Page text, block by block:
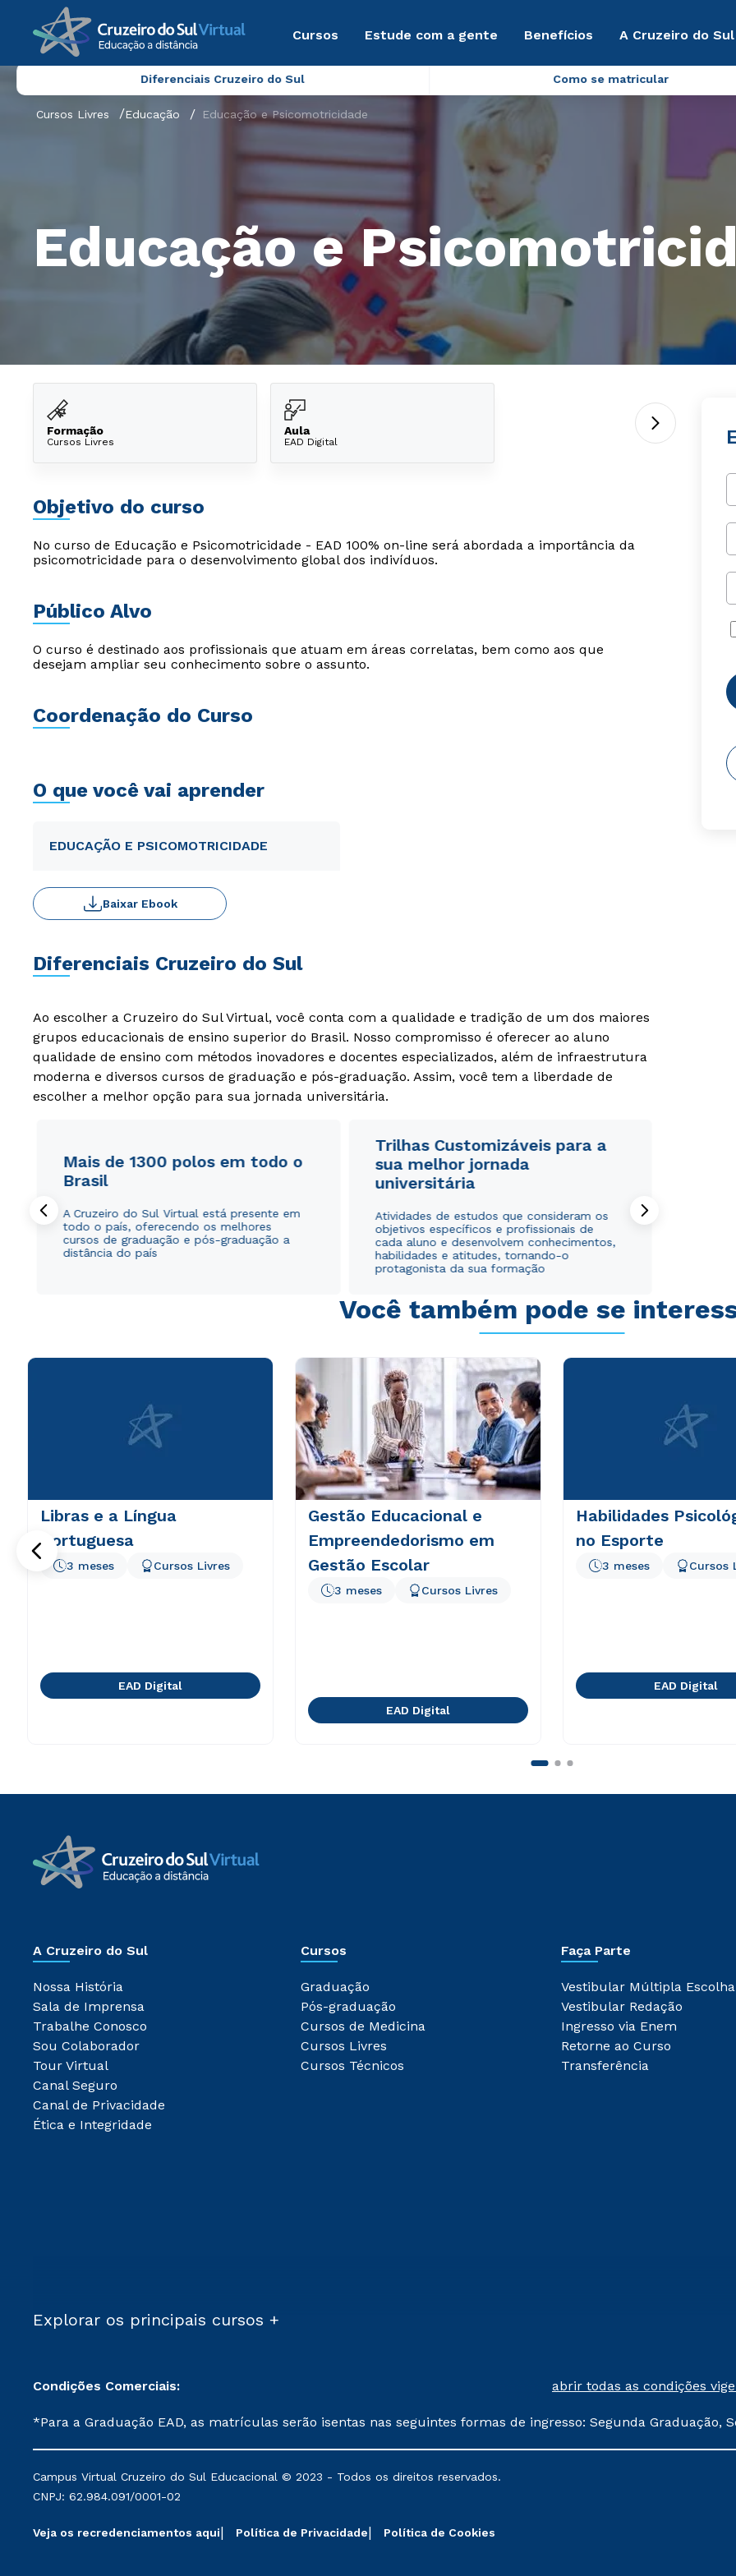
Cursos Estude com a gente Benefícios A Cruzeiro do
Diferenciais Cruzeiro do Sul Como se matricular
Cursos Livres Educação Educação e Psicomotricidade
Educação e
Formação
Cursos Livres
Aula
EAD Digital
Objetivo do curso
No curso de Educação e Psicomotricidade - EAD 100% on-line será abordada a importância da
psicomotricidade para o desenvolvimento global dos indivíduos.
Público Alvo
O curso é destinado aos profissionais que atuam em áreas correlatas, bem como aos que
desejam ampliar seu conhecimento sobre o assunto.
Coordenação do Curso
O que você vai aprender
EDUCAÇÃO E PSICOMOTRICIDADE
Baixar Ebook
Diferenciais Cruzeiro do Sul
Ao escolher a Cruzeiro do Sul Virtual, você conta com a qualidade e tradição de um dos maiores
grupos educacionais de ensino superior do Brasil. Nosso compromisso é oferecer ao aluno
qualidade de ensino com métodos inovadores e docentes especializados, além de infraestrutura
moderna e diversos cursos de graduação e pós-graduação. Assim, você tem a liberdade de
escolher a melhor opção para sua jornada universitária.
Mais de 1300 polos em todo o
Brasil
A Cruzeiro do Sul Virtual está presente em
todo o país, oferecendo os melhores
cursos de graduação e pós-graduação a
distância do país
Trilhas Customizáveis para a
sua melhor jornada
universitária
Atividades de estudos que consideram os
objetivos específicos e profissionais de
cada aluno e desenvolvem conhecimentos,
habilidades e atitudes, tornando-o
protagonista da sua formação
Você também pode se
Libras e a Língua
Portuguesa
3 meses Cursos Livres
EAD Digital
Gestão Educacional e
Empreendedorismo em
Gestão Escolar
3 meses Cursos Livres
EAD Digital
Habilidades
no Esporte
3 meses Cursos
EAD Digital
A Cruzeiro do Sul
Nossa História
Sala de Imprensa
Trabalhe Conosco
Sou Colaborador
Tour Virtual
Canal Seguro
Canal de Privacidade
Ética e Integridade
Cursos
Graduação
Pós-graduação
Cursos de Medicina
Cursos Livres
Cursos Técnicos
Faça Parte
Vestibular Múltipla Escolha
Vestibular Redação
Ingresso via Enem
Retorne ao Curso
Transferência
Explorar os principais cursos +
Condições Comerciais: abrir todas as condições
*Para a Graduação EAD, as matrículas serão isentas nas seguintes formas de ingresso: Segunda Graduação,
mantidos conforme negociação. Descontos institucionais poderão sofrer alterações nos períodos de
serviços.
Campus Virtual Cruzeiro do Sul Educacional © 2023 - Todos os direitos reservados.
CNPJ: 62.984.091/0001-02
Veja os recredenciamentos aqui Política de Privacidade Política de Cookies
WhatsApp
ou
Estou de acordo com aPolítica de Privacidade.
autorizo que meus dados sejam utilizados para o
envio de conteúdos da Cruzeiro do Sul.
WhatsApp
ou
Estou de acordo com aPolítica de Privacidade.
autorizo que meus dados sejam utilizados para o
envio de conteúdos da Cruzeiro do Sul.